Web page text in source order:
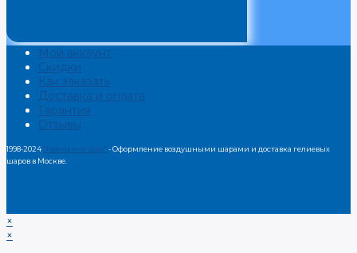
Мой аккаунт
Скидки
Как заказать
Доставка и оплата
Гарантия
Отзывы
1998-2024 "Компания Шар" - Оформление воздушными шарами и доставка гелиевых
шаров в Москве.
×
×